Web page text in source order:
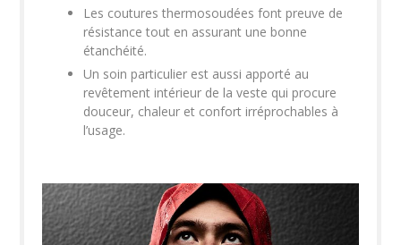
Les coutures thermosoudées font preuve de
résistance tout en assurant une bonne
étanchéité.
Un soin particulier est aussi apporté au
revêtement intérieur de la veste qui procure
douceur, chaleur et confort irréprochables à
l’usage.